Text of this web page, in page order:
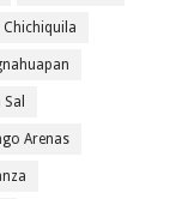
Chichiquila
Arenas